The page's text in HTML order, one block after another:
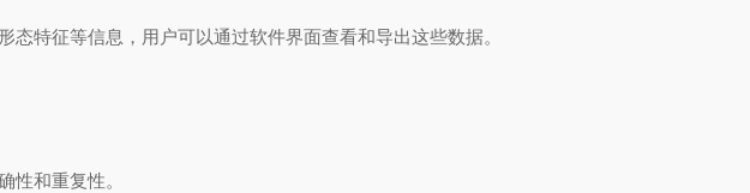
特征等信息，用户可以通过软件界面查看和导出这些数据。
和重复性。